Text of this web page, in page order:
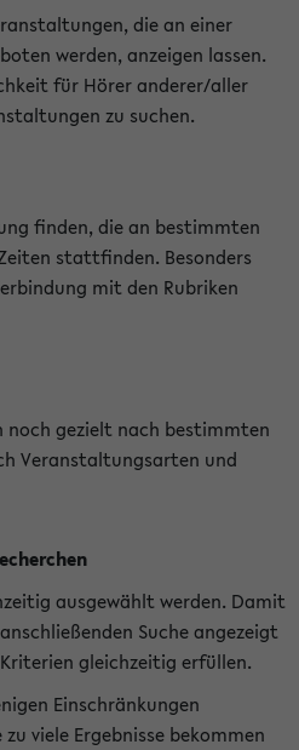
die an einer
werden, anzeigen lassen.
für Hörer anderer/aller
zu suchen.
finden, die an bestimmten
stattfinden. Besonders
mit den Rubriken
noch gezielt nach bestimmten
Veranstaltungsarten und
ausgewählt werden. Damit
Suche angezeigt
gleichzeitig erfüllen.
Einschränkungen
viele Ergebnisse bekommen